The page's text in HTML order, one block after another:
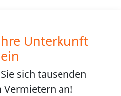
Unterkunft
ein
sich tausenden
Vermietern an!